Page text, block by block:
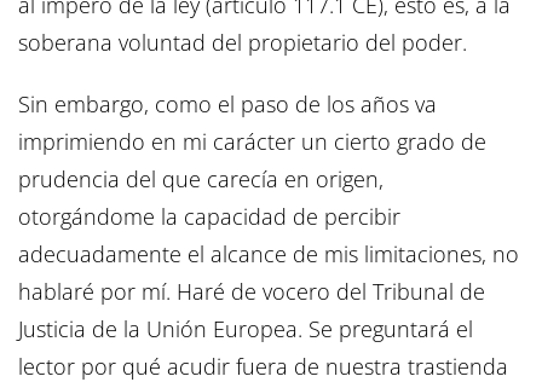
soberana voluntad del propietario del poder.
Sin embargo, como el paso de los años va
imprimiendo en mi carácter un cierto grado de
prudencia del que carecía en origen,
otorgándome la capacidad de percibir
adecuadamente el alcance de mis limitaciones, no
hablaré por mí. Haré de vocero del Tribunal de
Justicia de la Unión Europea. Se preguntará el
lector por qué acudir fuera de nuestra trastienda